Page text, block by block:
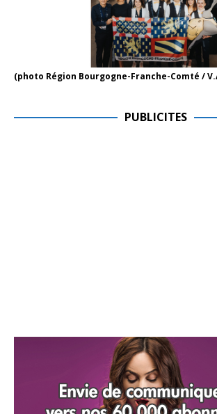
(photo Région Bourgogne-Franche-Comté /
PUBLICITES